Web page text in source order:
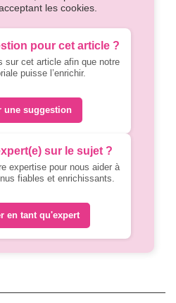
les cookies.
pour cet article ?
sur cet article afin que notre
puisse l’enrichir.
une suggestion
sur le sujet ?
expertise pour nous aider à
fiables et enrichissants.
en tant qu'expert